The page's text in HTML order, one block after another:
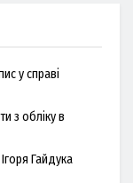
у справі
з обліку в
Гайдука